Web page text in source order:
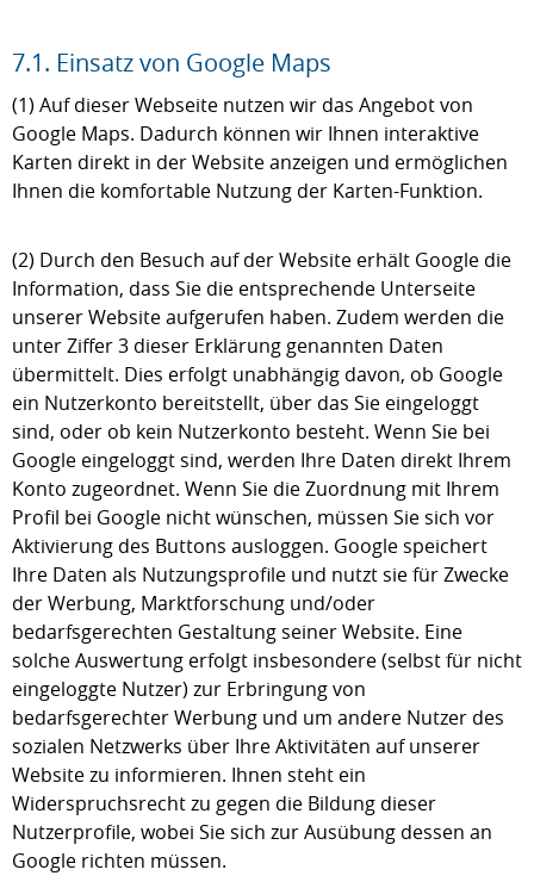
7.1. Einsatz von Google Maps
(1) Auf dieser Webseite nutzen wir das Angebot von
Google Maps. Dadurch können wir Ihnen interaktive
Karten direkt in der Website anzeigen und ermöglichen
Ihnen die komfortable Nutzung der Karten-Funktion.
(2) Durch den Besuch auf der Website erhält Google die
Information, dass Sie die entsprechende Unterseite
unserer Website aufgerufen haben. Zudem werden die
unter Ziffer 3 dieser Erklärung genannten Daten
übermittelt. Dies erfolgt unabhängig davon, ob Google
ein Nutzerkonto bereitstellt, über das Sie eingeloggt
sind, oder ob kein Nutzerkonto besteht. Wenn Sie bei
Google eingeloggt sind, werden Ihre Daten direkt Ihrem
Konto zugeordnet. Wenn Sie die Zuordnung mit Ihrem
Profil bei Google nicht wünschen, müssen Sie sich vor
Aktivierung des Buttons ausloggen. Google speichert
Ihre Daten als Nutzungsprofile und nutzt sie für Zwecke
der Werbung, Marktforschung und/oder
bedarfsgerechten Gestaltung seiner Website. Eine
solche Auswertung erfolgt insbesondere (selbst für nicht
eingeloggte Nutzer) zur Erbringung von
bedarfsgerechter Werbung und um andere Nutzer des
sozialen Netzwerks über Ihre Aktivitäten auf unserer
Website zu informieren. Ihnen steht ein
Widerspruchsrecht zu gegen die Bildung dieser
Nutzerprofile, wobei Sie sich zur Ausübung dessen an
Google richten müssen.